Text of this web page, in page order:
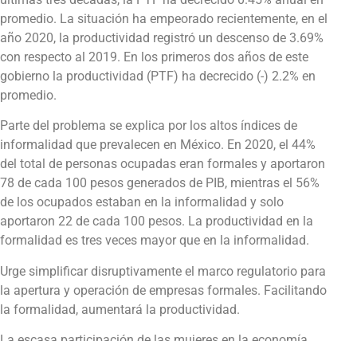
promedio. La situación ha empeorado recientemente, en el
año 2020, la productividad registró un descenso de 3.69%
con respecto al 2019. En los primeros dos años de este
gobierno la productividad (PTF) ha decrecido (-) 2.2% en
promedio.
Parte del problema se explica por los altos índices de
informalidad que prevalecen en México. En 2020, el 44%
del total de personas ocupadas eran formales y aportaron
78 de cada 100 pesos generados de PIB, mientras el 56%
de los ocupados estaban en la informalidad y solo
aportaron 22 de cada 100 pesos. La productividad en la
formalidad es tres veces mayor que en la informalidad.
Urge simplificar disruptivamente el marco regulatorio para
la apertura y operación de empresas formales. Facilitando
la formalidad, aumentará la productividad.